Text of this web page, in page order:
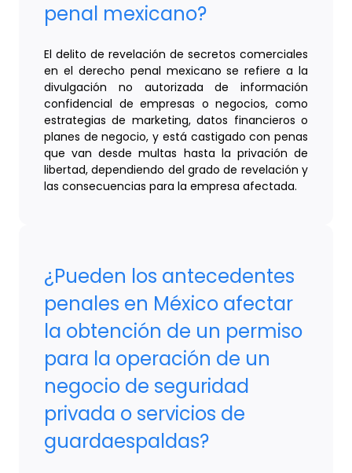
penal mexicano?
El delito de revelación de secretos comerciales
en el derecho penal mexicano se refiere a la
divulgación no autorizada de información
confidencial de empresas o negocios, como
estrategias de marketing, datos financieros o
planes de negocio, y está castigado con penas
que van desde multas hasta la privación de
libertad, dependiendo del grado de revelación y
las consecuencias para la empresa afectada.
¿Pueden los antecedentes
penales en México afectar
la obtención de un permiso
para la operación de un
negocio de seguridad
privada o servicios de
guardaespaldas?